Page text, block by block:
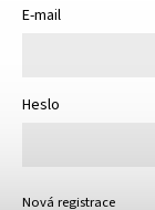
E-mail
Heslo
Nová registrace